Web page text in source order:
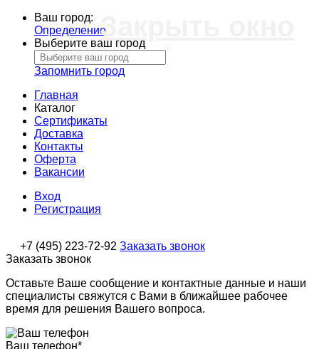
Ваш город:
Определение
Выберите ваш город
Запомнить город
Главная
Каталог
Сертификаты
Доставка
Контакты
Оферта
Вакансии
Вход
Регистрация
+7 (495) 223-72-92 Заказать звонок
Заказать звонок
Оставьте Ваше сообщение и контактные данные и наши
специалисты свяжутся с Вами в ближайшее рабочее
время для решения Вашего вопроса.
Ваш телефон*
Закрыть окно